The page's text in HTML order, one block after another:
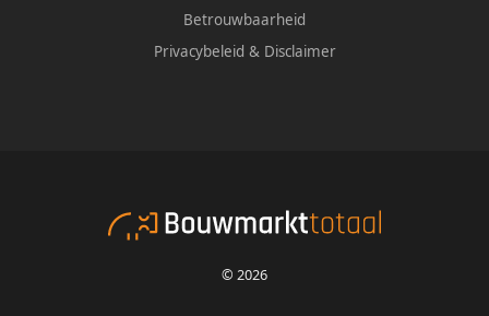
Betrouwbaarheid
Privacybeleid & Disclaimer
© 2026